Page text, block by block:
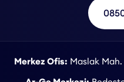
Merkez Ofis: Maslak Mah.